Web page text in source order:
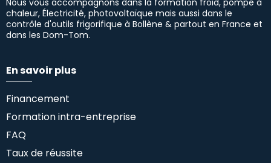
chaleur, Électricité, photovoltaïque mais aussi dans le
contrôle d'outils frigorifique à Bollène & partout en France et
dans les Dom-Tom.
En savoir plus
Financement
Formation intra-entreprise
FAQ
Taux de réussite